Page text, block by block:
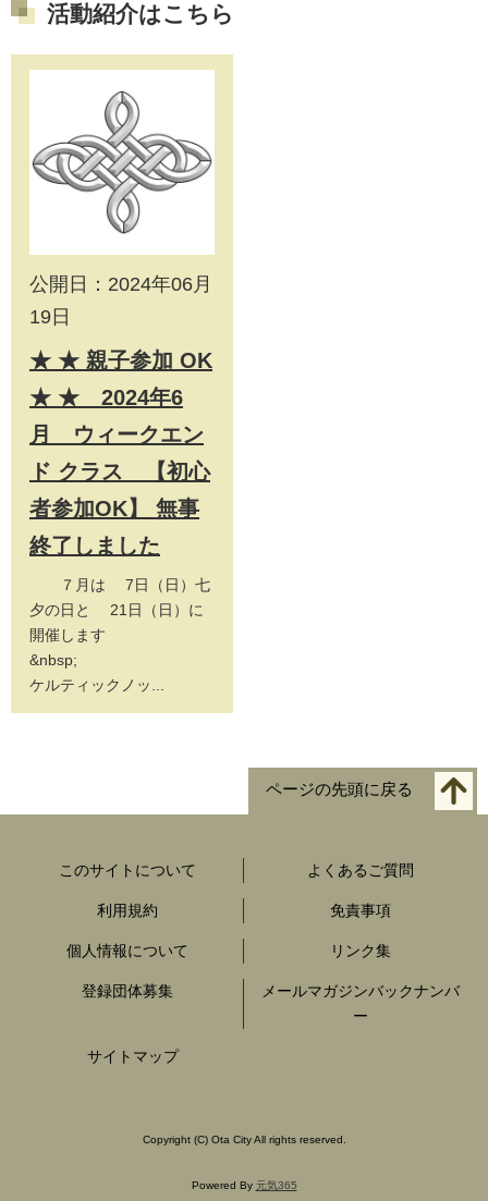
活動紹介はこちら
公開日：2024年06月
19日
★ ★ 親子参加 OK
★ ★ 2024年6
月 ウィークエン
ド クラス 【初心
者参加OK】 無事
終了しました
７月は 7日（日）七
夕の日と 21日（日）に
開催します
&nbsp;
ケルティックノッ...
ページの先頭に戻る
このサイトについて よくあるご質問
利用規約 免責事項
個人情報について リンク集
登録団体募集
メールマガジンバックナンバ
ー
サイトマップ
Copyright (C) Ota City All rights reserved.
Powered By 元気365